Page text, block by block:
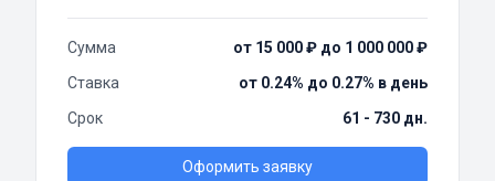
Сумма
от 15 000 ₽ до 1 000 000 ₽
Ставка
от 0.24% до 0.27% в день
Срок
61 - 730 дн.
Оформить заявку